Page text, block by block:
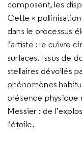
composent, les
Cette «
dans le processus
l’artiste : le cuivre
surfaces. Issus de
stellaires dévoilés
phénomènes
présence physique
Messier : de
l’étoile.